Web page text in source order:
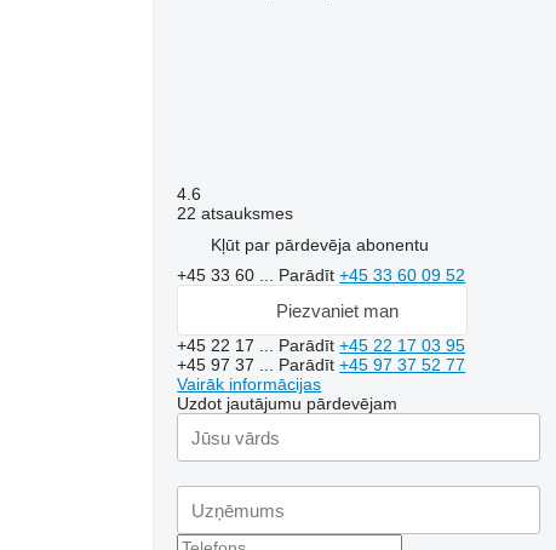
4.6
22 atsauksmes
Kļūt par pārdevēja abonentu
+45 33 60 ... Parādīt+45 33 60 09 52
Piezvaniet man
+45 22 17 ... Parādīt+45 22 17 03 95
+45 97 37 ... Parādīt+45 97 37 52 77
Vairāk informācijas
Uzdot jautājumu pārdevējam